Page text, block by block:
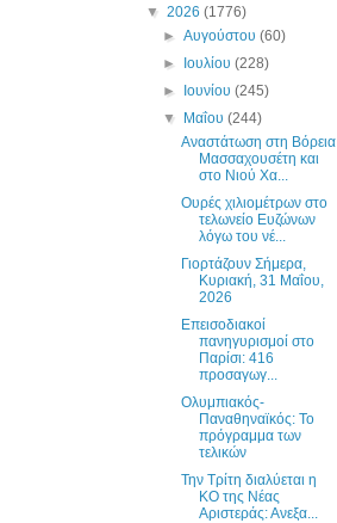
▼ 2026 (1776)
►Αυγούστου(60)
► Ιουλίου(228)
► Ιουνίου(245)
▼ Μαΐου(244)
Αναστάτωση στη Βόρεια
Μασσαχουσέτη και
στο Νιού Χα...
Ουρές χιλιομέτρων στο
τελωνείο Ευζώνων
λόγω του νέ...
Γιορτάζουν Σήμερα,
Κυριακή, 31 Μαΐου,
2026
Επεισοδιακοί
πανηγυρισμοί στο
Παρίσι: 416
προσαγωγ...
Ολυμπιακός-
Παναθηναϊκός: Το
πρόγραμμα των
τελικών
Την Τρίτη διαλύεται η
ΚΟ της Νέας
Αριστεράς: Ανεξα...